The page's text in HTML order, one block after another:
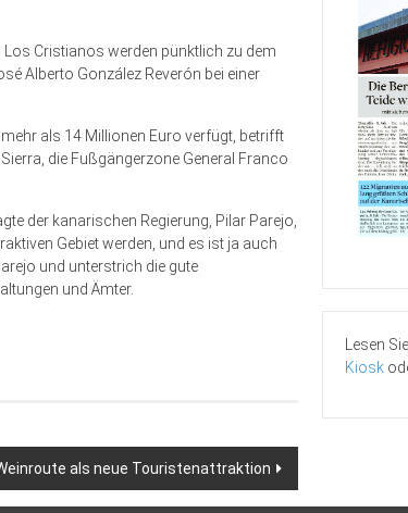
Cristianos werden pünktlich zu dem
Alberto González Reverón bei einer
als 14 Millionen Euro verfügt, betrifft
die Fußgängerzone General Franco
der kanarischen Regierung, Pilar Parejo,
Gebiet werden, und es ist ja auch
und unterstrich die gute
und Ämter.
als neue Touristenattraktion
Lesen
Kiosk